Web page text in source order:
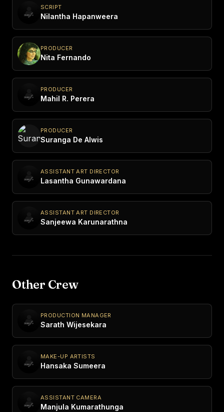
SCRIPT
Nilantha Hapanweera
PRODUCER
Nita Fernando
PRODUCER
Mahil R. Perera
PRODUCER
Suranga De Alwis
ASSISTANT ART DIRECTOR
Lasantha Gunawardana
ASSISTANT ART DIRECTOR
Sanjeewa Karunarathna
Other Crew
PRODUCTION MANAGER
Sarath Wijesekara
MAKE-UP ARTISTS
Hansaka Sumeera
ASSISTANT CAMERA
Manjula Kumarathunga